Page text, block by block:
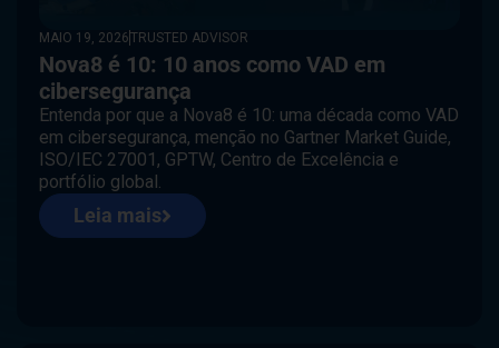
MAIO 19, 2026TRUSTED ADVISOR
Nova8 é 10: 10 anos como VAD em
cibersegurança
Entenda por que a Nova8 é 10: uma década como VAD
em cibersegurança, menção no Gartner Market Guide,
ISO/IEC 27001, GPTW, Centro de Excelência e
portfólio global.
Leia mais